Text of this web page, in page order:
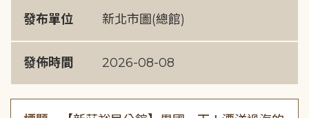
發布單位 新北市圖(總館)
發佈時間 2026-08-08